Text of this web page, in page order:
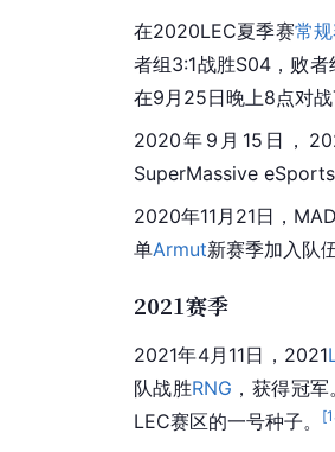
在2020LEC夏季赛常
者组3:1战胜S04，败
在9月25日晚上8点对
2020年9月15日，
SuperMassive
2020年11月21日，
单Armut新赛季加入队
2021赛季
2021年4月11日，2021
队战胜RNG ，获得冠军
LEC赛区的一号种子。
[